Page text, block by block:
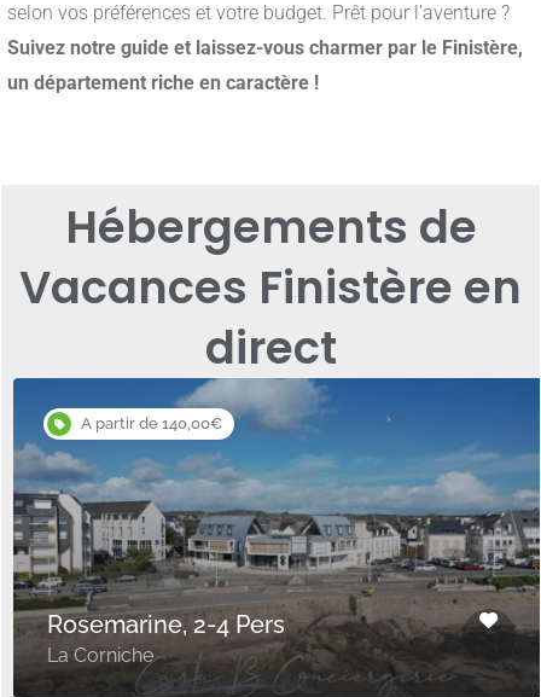
selon vos préférences et votre budget. Prêt pour l’aventure ?
Suivez notre guide et laissez-vous charmer par le Finistère,
un département riche en caractère !
Hébergements de
Vacances Finistère en
direct
A partir de 140,00€
Rosemarine, 2-4 Pers
La Corniche